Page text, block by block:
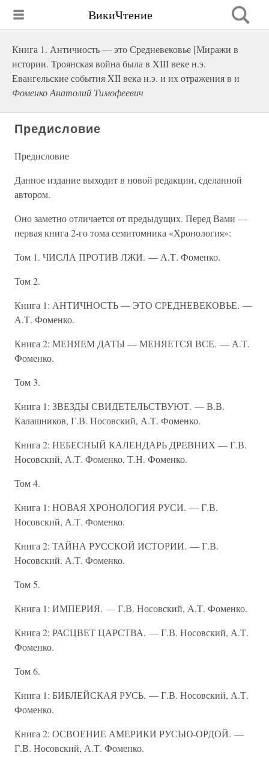
ВикиЧтение
Книга 1. Античность — это Средневековье [Миражи в
истории. Троянская война была в XIII веке н.э.
Евангельские события XII века н.э. и их отражения в и
Фоменко Анатолий Тимофеевич
Предисловие
Предисловие
Данное издание выходит в новой редакции, сделанной
автором.
Оно заметно отличается от предыдущих. Перед Вами —
первая книга 2-го тома семитомника «Хронология»:
Том 1. ЧИСЛА ПРОТИВ ЛЖИ. — А.Т. Фоменко.
Том 2.
Книга 1: АНТИЧНОСТЬ — ЭТО СРЕДНЕВЕКОВЬЕ. —
А.Т. Фоменко.
Книга 2: МЕНЯЕМ ДАТЫ — МЕНЯЕТСЯ ВСЕ. — А.Т.
Фоменко.
Том 3.
Книга 1: ЗВЕЗДЫ СВИДЕТЕЛЬСТВУЮТ. — В.В.
Калашников, Г.В. Носовский, А.Т. Фоменко.
Книга 2: НЕБЕСНЫЙ КАЛЕНДАРЬ ДРЕВНИХ — Г.В.
Носовский, А.Т. Фоменко, Т.Н. Фоменко.
Том 4.
Книга 1: НОВАЯ ХРОНОЛОГИЯ РУСИ. — Г.В.
Носовский, А.Т. Фоменко.
Книга 2: ТАЙНА РУССКОЙ ИСТОРИИ. — Г.В.
Носовский. А.Т. Фоменко.
Том 5.
Книга 1: ИМПЕРИЯ. — Г.В. Носовский, А.Т. Фоменко.
Книга 2: РАСЦВЕТ ЦАРСТВА. — Г.В. Носовский, А.Т.
Фоменко.
Том 6.
Книга 1: БИБЛЕЙСКАЯ РУСЬ. — Г.В. Носовский, А.Т.
Фоменко.
Книга 2: ОСВОЕНИЕ АМЕРИКИ РУСЬЮ-ОРДОЙ. —
Г.В. Носовский, А.Т. Фоменко.